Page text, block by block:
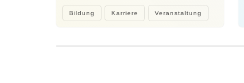
Bildung Karriere Veranstaltung